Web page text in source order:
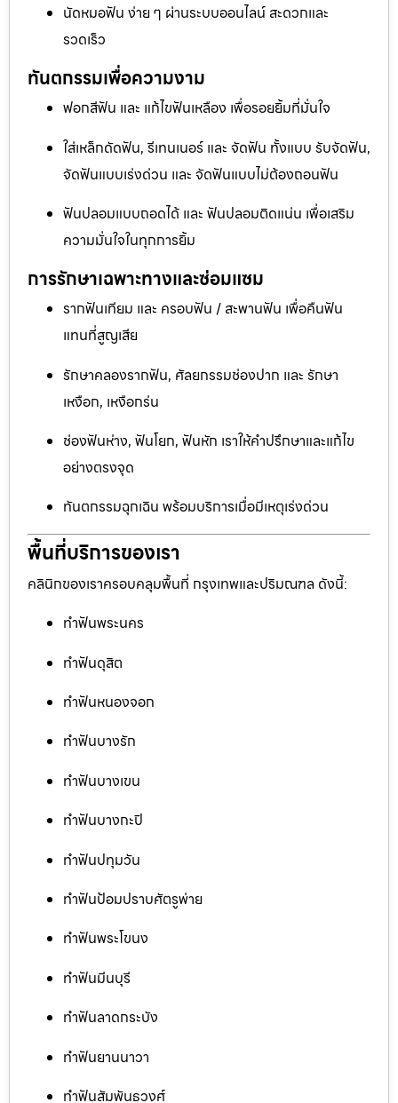
นัดหมอฟัน ง่าย ๆ ผ่านระบบออนไลน์ สะดวกและ
รวดเร็ว
ทันตกรรมเพื่อความงาม
ฟอกสีฟัน และ แก้ไขฟันเหลือง เพื่อรอยยิ้มที่มั่นใจ
ใส่เหล็กดัดฟัน, รีเทนเนอร์ และ จัดฟัน ทั้งแบบ รับจัดฟัน,
จัดฟันแบบเร่งด่วน และ จัดฟันแบบไม่ต้องถอนฟัน
ฟันปลอมแบบถอดได้ และ ฟันปลอมติดแน่น เพื่อเสริม
ความมั่นใจในทุกการยิ้ม
การรักษาเฉพาะทางและซ่อมแซม
รากฟันเทียม และ ครอบฟัน / สะพานฟัน เพื่อคืนฟัน
แทนที่สูญเสีย
รักษาคลองรากฟัน, ศัลยกรรมช่องปาก และ รักษา
เหงือก, เหงือกร่น
ช่องฟันห่าง, ฟันโยก, ฟันหัก เราให้คำปรึกษาและแก้ไข
อย่างตรงจุด
ทันตกรรมฉุกเฉิน พร้อมบริการเมื่อมีเหตุเร่งด่วน
พื้นที่บริการของเรา
คลินิกของเราครอบคลุมพื้นที่ กรุงเทพและปริมณฑล ดังนี้:
ทำฟันพระนคร
ทำฟันดุสิต
ทำฟันหนองจอก
ทำฟันบางรัก
ทำฟันบางเขน
ทำฟันบางกะปิ
ทำฟันปทุมวัน
ทำฟันป้อมปราบศัตรูพ่าย
ทำฟันพระโขนง
ทำฟันมีนบุรี
ทำฟันลาดกระบัง
ทำฟันยานนาวา
ทำฟันสัมพันธวงศ์